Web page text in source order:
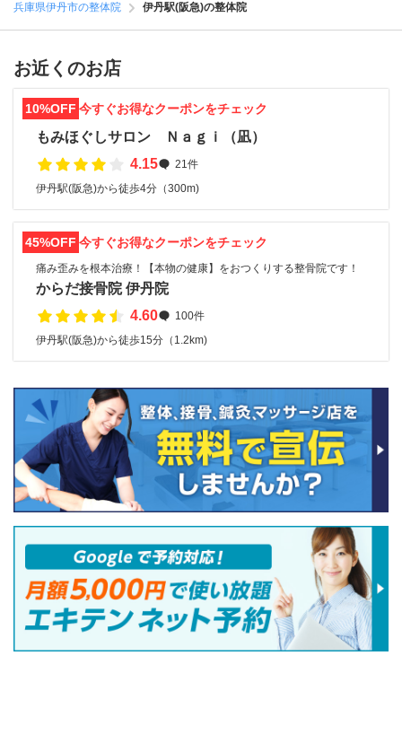
兵庫県伊丹市の整体院
伊丹駅(阪急)の整体院
お近くのお店
10%OFF 今すぐお得なクーポンをチェック
もみほぐしサロン Ｎａｇｉ（凪）
4.15
21件
伊丹駅(阪急)から徒歩4分（300m)
45%OFF 今すぐお得なクーポンをチェック
痛み歪みを根本治療！【本物の健康】をおつくりする整骨院です！
からだ接骨院 伊丹院
4.60
100件
伊丹駅(阪急)から徒歩15分（1.2km)